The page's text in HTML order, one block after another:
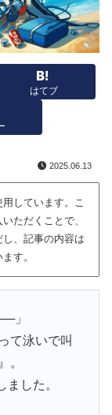
はてブ
2025.06.13
しています。こ
ただくことで、
、記事の内容は
す。
」
て泳いで叫
。
した。